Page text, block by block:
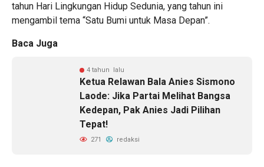
tahun Hari Lingkungan Hidup Sedunia, yang tahun ini
mengambil tema “Satu Bumi untuk Masa Depan”.
Baca Juga
4 tahun lalu
Ketua Relawan Bala Anies Sismono
Laode: Jika Partai Melihat Bangsa
Kedepan, Pak Anies Jadi Pilihan
Tepat!
271 redaksi